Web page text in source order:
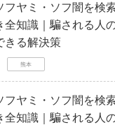
フヤミ・ソフ闇を検
全知識｜騙される人
きる解決策
熊本
フヤミ・ソフ闇を検
全知識｜騙される人